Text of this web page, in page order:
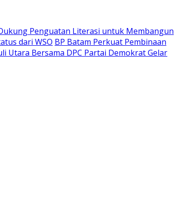
Penguatan Literasi untuk Membangun
dari WSO BP Batam Perkuat Pembinaan
Utara Bersama DPC Partai Demokrat Gelar